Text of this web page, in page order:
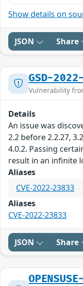
Show details on
JSON Share
GSD-
Vulnerability
Details
An issue was
2.2 before 2.2.27,
4.0.2. Passing
result in an infinite
Aliases
CVE-2022-23833
Aliases
CVE-2022-23833
JSON Share